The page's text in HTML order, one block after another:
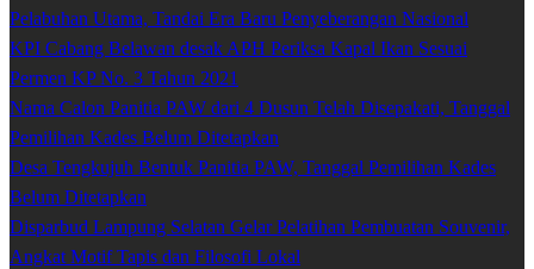
Pelabuhan Utama, Tandai Era Baru Penyeberangan Nasional
KPI Cabang Belawan desak APH Periksa Kapal Ikan Sesuai
Permen KP No. 3 Tahun 2021
Nama Calon Panitia PAW dari 4 Dusun Telah Disepakati, Tanggal
Pemilihan Kades Belum Ditetapkan
Desa Tengkujuh Bentuk Panitia PAW, Tanggal Pemilihan Kades
Belum Ditetapkan
Disparbud Lampung Selatan Gelar Pelatihan Pembuatan Souvenir,
Angkat Motif Tapis dan Filosofi Lokal